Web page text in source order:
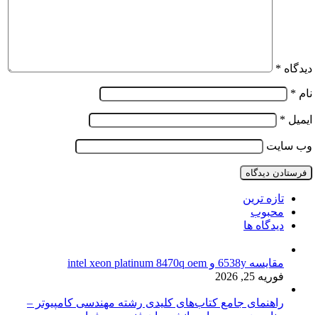
دیدگاه *
نام *
ایمیل *
وب‌ سایت
تازه ترین
محبوب
دیدگاه ها
مقایسه 6538y و intel xeon platinum 8470q oem
فوریه 25, 2026
راهنمای جامع کتاب‌های کلیدی رشته مهندسی کامپیوتر –